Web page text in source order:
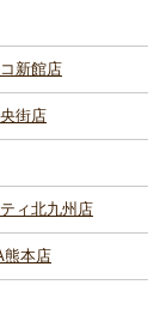
新館店
街店
ィ北九州店
熊本店